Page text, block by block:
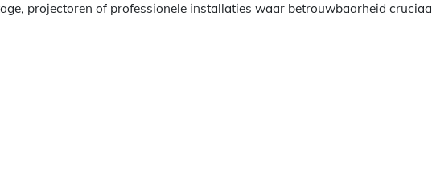
projectoren of professionele installaties waar betrouwbaarheid